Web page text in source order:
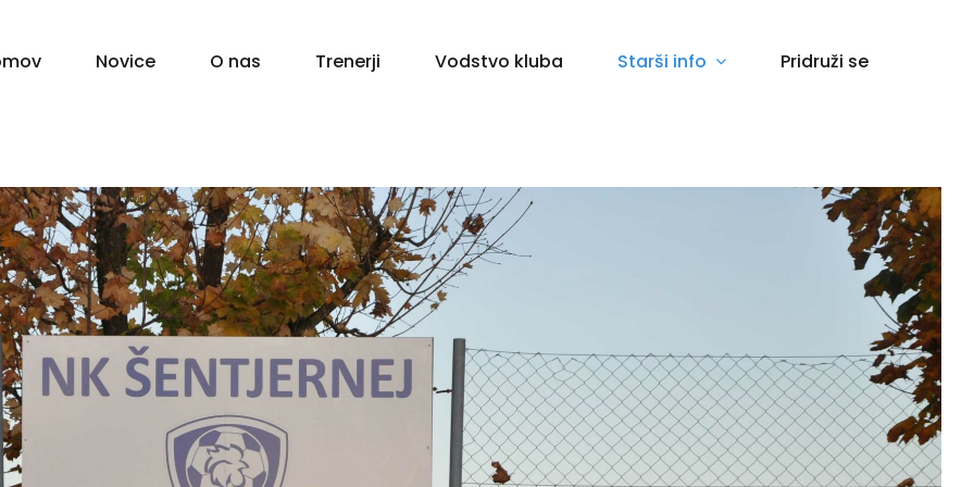
Novice O nas Trenerji Vodstvo kluba Starši info Pridruži se